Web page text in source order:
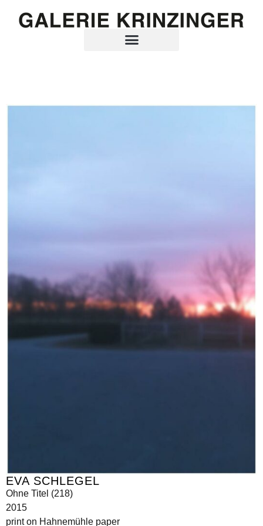
EVA SCHLEGEL
Ohne Titel (218)
2015
print on Hahnemühle paper